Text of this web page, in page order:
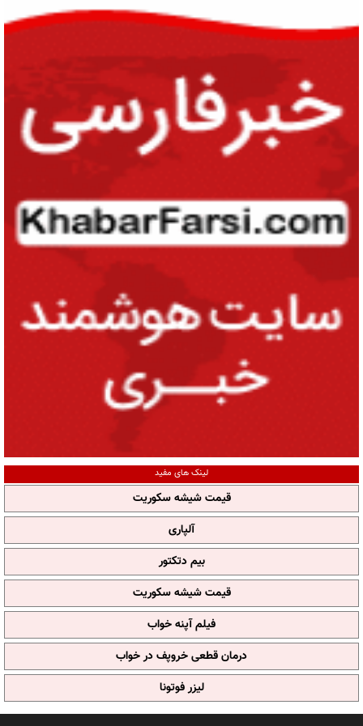
لینک های مفید
قیمت شیشه سکوریت
آلپاری
بیم دتکتور
قیمت شیشه سکوریت
فیلم آپنه خواب
درمان قطعی خروپف در خواب
لیزر فوتونا